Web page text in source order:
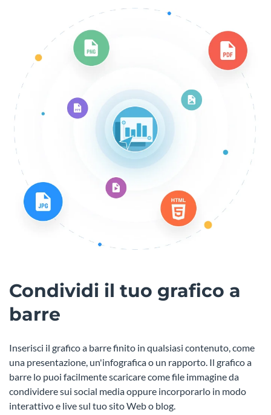
Condividi il tuo grafico a
barre
Inserisci il grafico a barre finito in qualsiasi contenuto, come
una presentazione, un'infografica o un rapporto. Il grafico a
barre lo puoi facilmente scaricare come file immagine da
condividere sui social media oppure incorporarlo in modo
interattivo e live sul tuo sito Web o blog.